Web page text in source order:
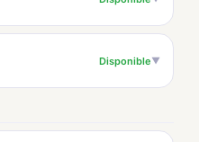
Disponible▼